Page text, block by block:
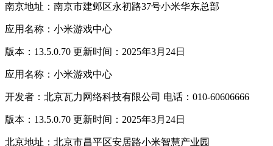
南京地址：南京市建邺区永初路37号小米华东总部
应用名称：小米游戏中心
版本：13.5.0.70 更新时间：2025年3月24日
应用名称：小米游戏中心
开发者：北京瓦力网络科技有限公司 电话：010-60606666
版本：13.5.0.70 更新时间：2025年3月24日
北京地址：北京市昌平区安居路小米智慧产业园